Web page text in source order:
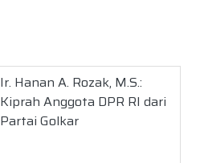
Ir. Hanan A. Rozak, M.S.:
Kiprah Anggota DPR RI dari
Partai Golkar